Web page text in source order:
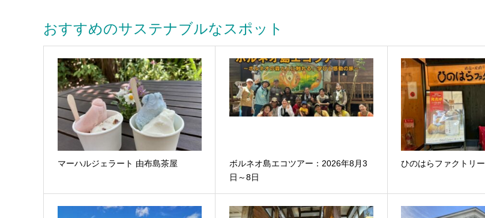
おすすめのサステナブルなスポット
マーハルジェラート 由布島茶屋
ボルネオ島エコツアー：2026年8月3
日～8日
ひのはらファクトリー